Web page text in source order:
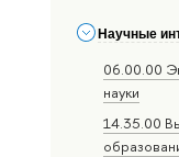
Научные
06.00.00
науки
14.35.00